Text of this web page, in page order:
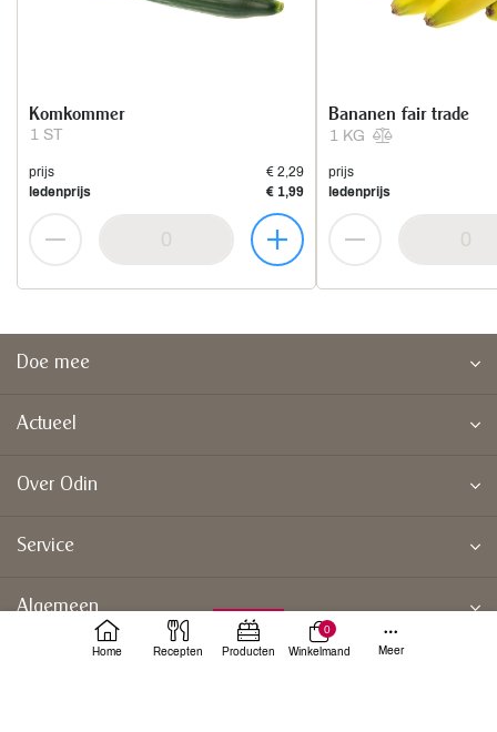
1 ST
Komkommer
prijs
€ 2,29
ledenprijs
€ 1,99
1 KG
Bananen fair trade
prijs
ledenprijs
Doe mee
Actueel
Over Odin
Service
Algemeen
Home Recepten Producten
0
Winkelmand
Meer